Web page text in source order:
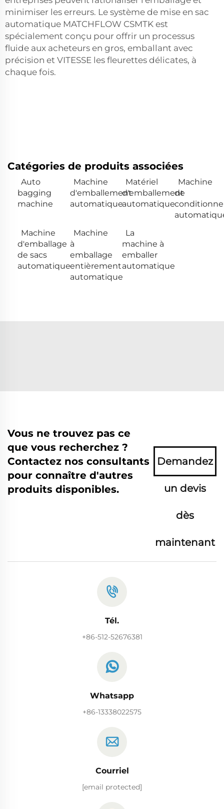
minimiser les erreurs. Le système de mise en sac
automatique MATCHFLOW CSMTK est
spécialement conçu pour offrir un processus
fluide aux acheteurs en gros, emballant avec
précision et VITESSE les fleurettes délicates, à
chaque fois.
Catégories de produits associées
Auto
bagging
machine
Machine
d'emballement
automatique
Matériel
d'emballement
automatique
Machine
de
Machine
d'emballage
de sacs
automatique
Machine
à
emballage
entièrement
automatique
La
machine à
emballer
automatique
Vous ne trouvez pas ce
que vous recherchez ?
Contactez nos consultants
pour connaître d'autres
produits disponibles.
Demandez
un devis
dès
maintenant
Tél.
+86-512-52676381
Whatsapp
+86-13338022575
Courriel
[email protected]